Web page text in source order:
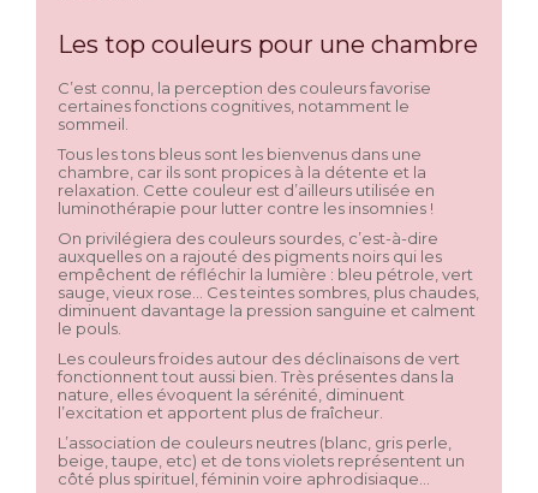
Les top couleurs pour une chambre
C’est connu, la perception des couleurs favorise
certaines fonctions cognitives, notamment le
sommeil.
Tous les tons bleus sont les bienvenus dans une
chambre, car ils sont propices à la détente et la
relaxation. Cette couleur est d’ailleurs utilisée en
luminothérapie pour lutter contre les insomnies !
On privilégiera des couleurs sourdes, c’est-à-dire
auxquelles on a rajouté des pigments noirs qui les
empêchent de réfléchir la lumière : bleu pétrole, vert
sauge, vieux rose… Ces teintes sombres, plus chaudes,
diminuent davantage la pression sanguine et calment
le pouls.
Les couleurs froides autour des déclinaisons de vert
fonctionnent tout aussi bien. Très présentes dans la
nature, elles évoquent la sérénité, diminuent
l’excitation et apportent plus de fraîcheur.
L’association de couleurs neutres (blanc, gris perle,
beige, taupe, etc) et de tons violets représentent un
côté plus spirituel, féminin voire aphrodisiaque…